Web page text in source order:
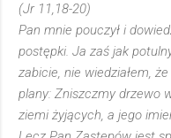
(Jr 11,18-20)
Pan mnie pouczył i
postępki. Ja zaś jak
zabicie, nie wiedziałem,
plany: Zniszczmy drzewo
ziemi żyjących, a jego